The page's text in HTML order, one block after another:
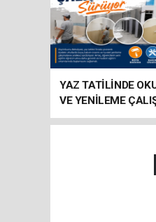
YAZ TATİLİNDE
VE YENİLEME
SÜRÜYOR